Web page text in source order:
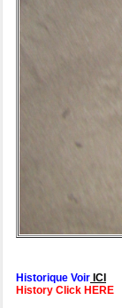
Historique Voir ICI
History Click HERE